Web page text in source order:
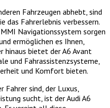
Fahrzeugen abhebt, sind
das Fahrerlebnis verbessern.
Navigationssystem sorgen
ermöglichen es Ihnen,
hinaus bietet der A6 Avant
und Fahrassistenzsysteme,
und Komfort bieten.
Fahrer sind, der Luxus,
sucht, ist der Audi A6